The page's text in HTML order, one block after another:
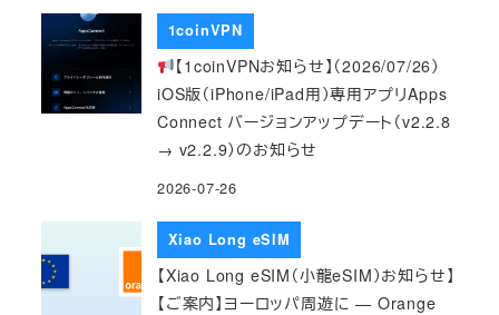
1coinVPN
【1coinVPNお知らせ】（2026/07/26）
iOS版（iPhone/iPad用）専用アプリApps
Connect バージョンアップデート（v2.2.8
→ v2.2.9）のお知らせ
2026-07-26
Xiao Long eSIM
【Xiao Long eSIM（小龍eSIM）お知らせ】
【ご案内】ヨーロッパ周遊に — Orange